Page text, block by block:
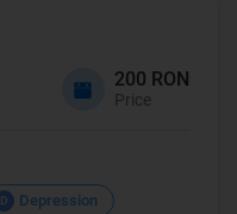
200 RON
Price
D Depression